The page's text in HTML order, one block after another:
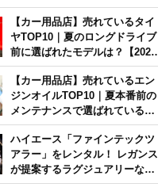
【カー用品店】売れているタイ
ヤTOP10｜夏のロングドライブ
前に選ばれたモデルは？【2026
年6月版】
【カー用品店】売れているエン
ジンオイルTOP10｜夏本番前の
メンテナンスで選ばれている人
気モデルは？【2026年6月版】
ハイエース「ファインテックツ
アラー」をレンタル！ レガンス
が提案するラグジュアリーな移
動体験